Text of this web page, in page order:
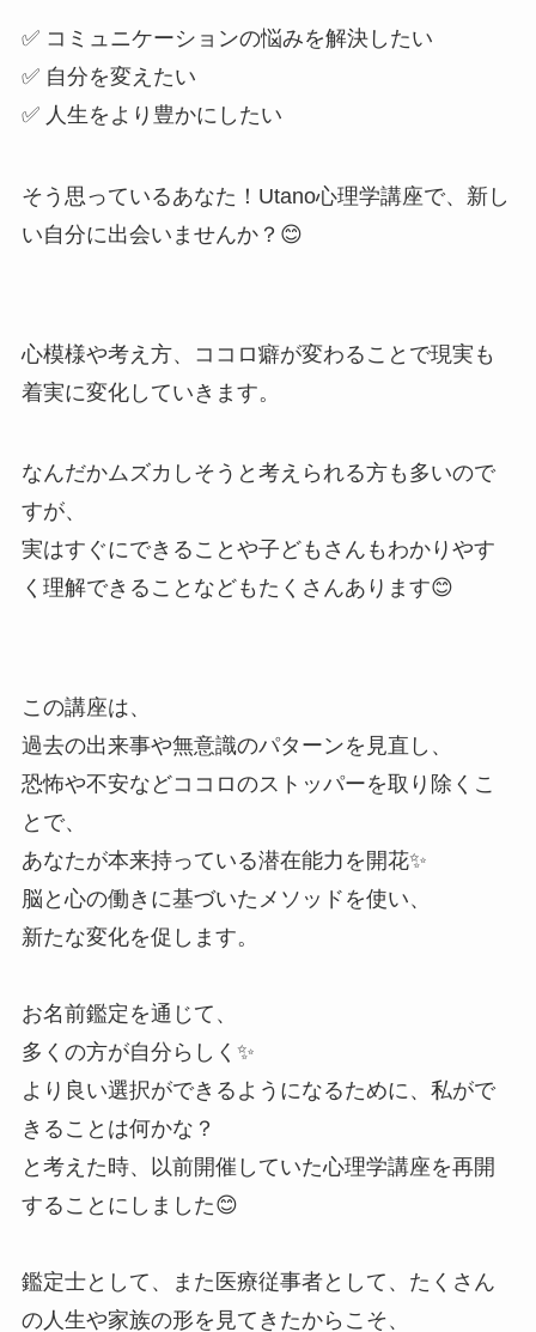
✅ コミュニケーションの悩みを解決したい
✅ 自分を変えたい
✅ 人生をより豊かにしたい
そう思っているあなた！Utano心理学講座で、新し
い自分に出会いませんか？😊
心模様や考え方、ココロ癖が変わることで現実も
着実に変化していきます。
なんだかムズカしそうと考えられる方も多いので
すが、
実はすぐにできることや子どもさんもわかりやす
く理解できることなどもたくさんあります😊
この講座は、
過去の出来事や無意識のパターンを見直し、
恐怖や不安などココロのストッパーを取り除くこ
とで、
あなたが本来持っている潜在能力を開花✨
脳と心の働きに基づいたメソッドを使い、
新たな変化を促します。
お名前鑑定を通じて、
多くの方が自分らしく✨
より良い選択ができるようになるために、私がで
きることは何かな？
と考えた時、以前開催していた心理学講座を再開
することにしました😊
鑑定士として、また医療従事者として、たくさん
の人生や家族の形を見てきたからこそ、